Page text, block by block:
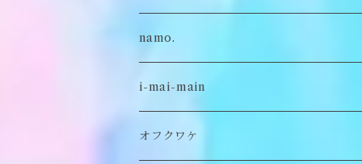
namo.
古着
オリジナル
i-mai-main
ビスチェ
オフクワケ